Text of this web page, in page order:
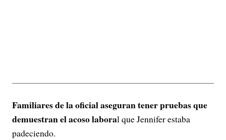
Familiares de la oficial aseguran tener pruebas que
demuestran el acoso laboral que Jennifer estaba
padeciendo.